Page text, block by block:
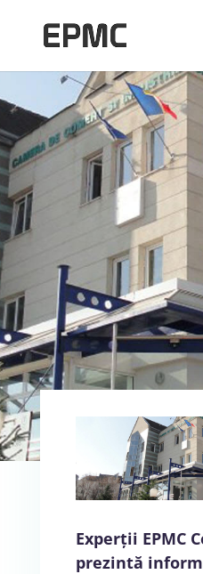
Experții EPMC
prezintă